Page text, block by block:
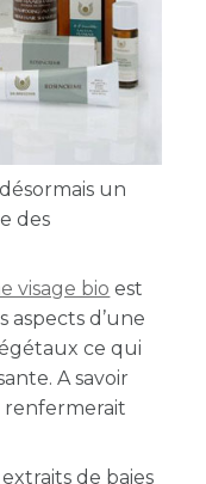
un
des
visage bio est
aspects d’une
ce qui
A savoir
renfermerait
de baies